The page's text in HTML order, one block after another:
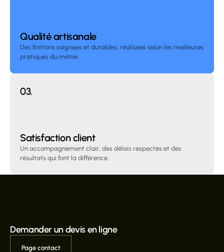
Qualité artisanale
Des finitions soignées et durables, réalisées selon les meilleures
pratiques du métier.
03.
Satisfaction client
Un accompagnement clair, des délais respectés et des
résultats qui font la différence.
Demander un devis en ligne
Page contact